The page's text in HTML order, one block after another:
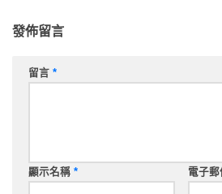
發佈留言
留言 *
顯示名稱 * 電子